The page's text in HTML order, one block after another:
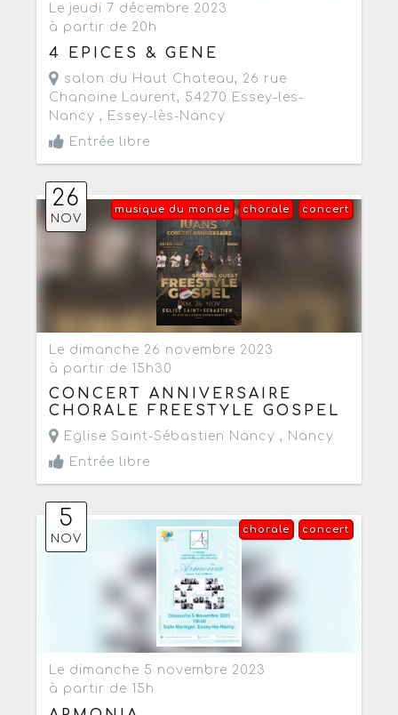
Le jeudi 7 décembre 2023
à partir de 20h
4 EPICES & GENE
salon du Haut Chateau, 26 rue
Chanoine Laurent, 54270 Essey-les-
Nancy , Essey-lès-Nancy
Entrée libre
26
NOV
concert
chorale
musique du monde
Le dimanche 26 novembre 2023
à partir de 15h30
CONCERT ANNIVERSAIRE
CHORALE FREESTYLE GOSPEL
Eglise Saint-Sébastien Nancy , Nancy
Entrée libre
5
NOV
concert
chorale
Le dimanche 5 novembre 2023
à partir de 15h